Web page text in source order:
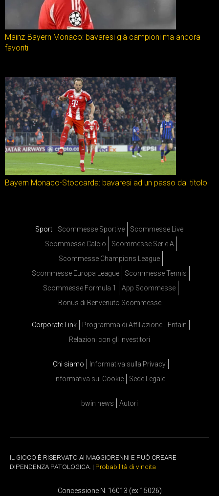
Mainz-Bayern Monaco: bavaresi già campioni ma ancora
favoriti
Bayern Monaco-Stoccarda: bavaresi ad un passo dal titolo
Sport Scommesse Sportive
Scommesse Live
Scommesse Calcio
Scommesse Serie A
Scommesse Champions League
Scommesse Europa League
Scommesse Tennis
Scommesse Formula 1
App Scommesse
Bonus di Benvenuto Scommesse
Corporate Link Programma di Affiliazione
Entain
Relazioni con gli investitori
Chi siamo
Informativa sulla Privacy
Informativa sui Cookie
Sede Legale
bwin news Autori
IL GIOCO È RISERVATO AI MAGGIORENNI E PUÒ CREARE
DIPENDENZA PATOLOGICA. | Probabilità di vincita
Concessione N. 16013 (ex 15026)